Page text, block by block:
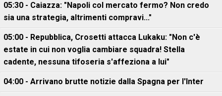
05:30 - Caiazza: "Napoli col mercato fermo? Non credo
sia una strategia, altrimenti compravi..."
05:00 - Repubblica, Crosetti attacca Lukaku: "Non c'è
estate in cui non voglia cambiare squadra! Stella
cadente, nessuna tifoseria s'affeziona a lui"
04:00 - Arrivano brutte notizie dalla Spagna per l'Inter